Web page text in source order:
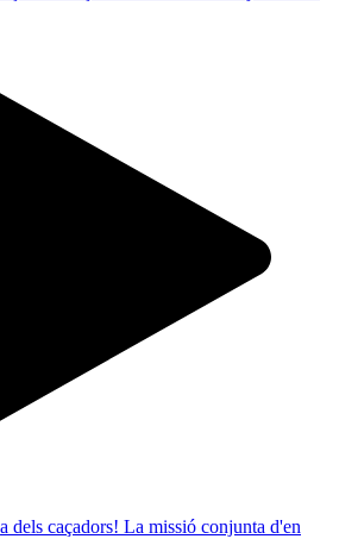
dels caçadors! La missió conjunta d'en